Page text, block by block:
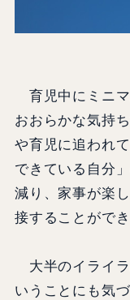
育児中にミニマ
おおらかな気持
や育児に追われ
できている自分
減り、家事が楽
接することがで
大半のイライラ
いうことにも気